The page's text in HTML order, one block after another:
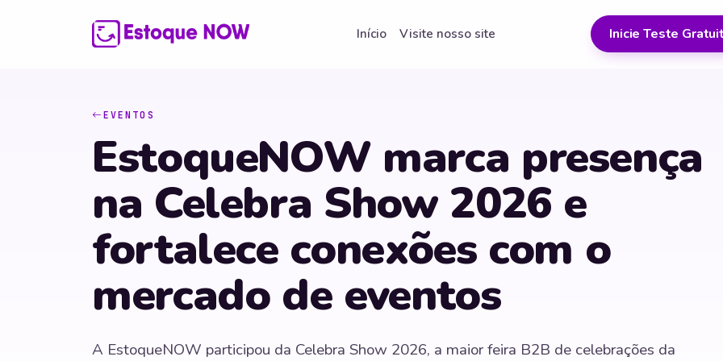
Início Visite nosso site Inicie Teste
EVENTOS
EstoqueNOW marca presença
na Celebra Show 2026 e
fortalece conexões com o
mercado de eventos
A EstoqueNOW participou da Celebra Show 2026, a maior feira B2B de celebrações da